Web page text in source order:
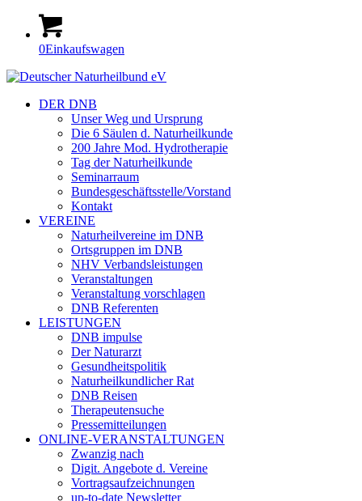
0Einkaufswagen
DER DNB
Unser Weg und Ursprung
Die 6 Säulen d. Naturheilkunde
200 Jahre Mod. Hydrotherapie
Tag der Naturheilkunde
Seminarraum
Bundesgeschäftsstelle/Vorstand
Kontakt
VEREINE
Naturheilvereine im DNB
Ortsgruppen im DNB
NHV Verbandsleistungen
Veranstaltungen
Veranstaltung vorschlagen
DNB Referenten
LEISTUNGEN
DNB impulse
Der Naturarzt
Gesundheitspolitik
Naturheilkundlicher Rat
DNB Reisen
Therapeutensuche
Pressemitteilungen
ONLINE-VERANSTALTUNGEN
Zwanzig nach
Digit. Angebote d. Vereine
Vortragsaufzeichnungen
up-to-date Newsletter